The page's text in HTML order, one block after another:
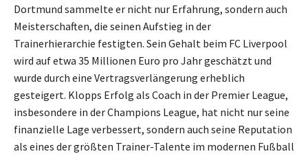
Dortmund sammelte er nicht nur Erfahrung, sondern auch
Meisterschaften, die seinen Aufstieg in der
Trainerhierarchie festigten. Sein Gehalt beim FC Liverpool
wird auf etwa 35 Millionen Euro pro Jahr geschätzt und
wurde durch eine Vertragsverlängerung erheblich
gesteigert. Klopps Erfolg als Coach in der Premier League,
insbesondere in der Champions League, hat nicht nur seine
finanzielle Lage verbessert, sondern auch seine Reputation
als eines der größten Trainer-Talente im modernen Fußball